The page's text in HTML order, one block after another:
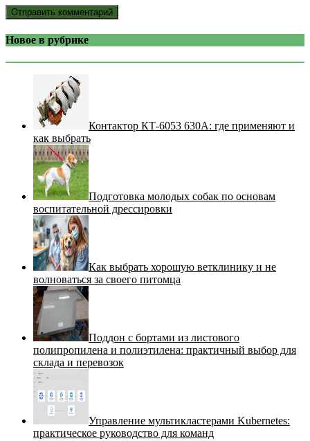
Новое в рубрике
Контактор КТ-6053 630А: где применяют и
как выбрать
Подготовка молодых собак по основам
воспитательной дрессировки
Как выбрать хорошую ветклинику и не
волноваться за своего питомца
Поддон с бортами из листового
полипропилена и полиэтилена: практичный выбор для
склада и перевозок
Управление мультикластерами Kubernetes:
практическое руководство для команд